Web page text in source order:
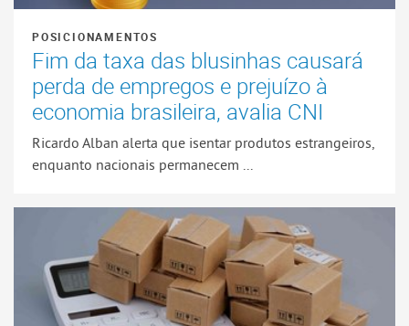
POSICIONAMENTOS
Fim da taxa das blusinhas causará
perda de empregos e prejuízo à
economia brasileira, avalia CNI
Ricardo Alban alerta que isentar produtos estrangeiros,
enquanto nacionais permanecem ...